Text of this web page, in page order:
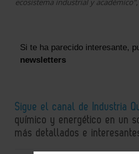
ecosistema industrial y académico"
Si te ha parecido interesante,
newsletters
Sigue el canal de Industria
químico y energético en un
más detallados e